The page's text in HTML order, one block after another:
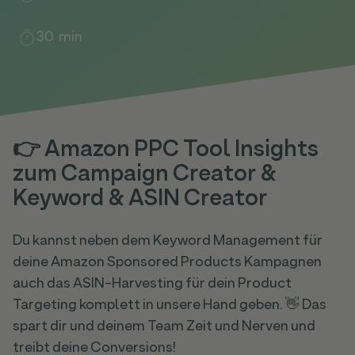
30 min
👉 Amazon PPC Tool Insights
zum Campaign Creator &
Keyword & ASIN Creator
Du kannst neben dem Keyword Management für
deine Amazon Sponsored Products Kampagnen
auch das ASIN-Harvesting für dein Product
Targeting komplett in unsere Hand geben. 👋 Das
spart dir und deinem Team Zeit und Nerven und
treibt deine Conversions!